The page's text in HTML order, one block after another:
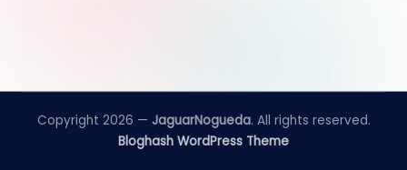
Copyright 2026 — JaguarNogueda. All rights reserved.
Bloghash WordPress Theme